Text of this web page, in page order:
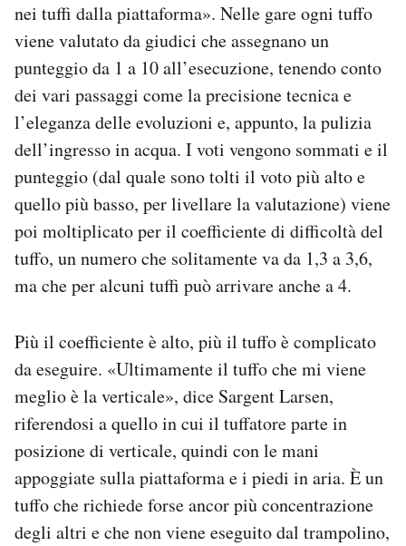
nei tuffi dalla piattaforma». Nelle gare ogni tuffo
viene valutato da giudici che assegnano un
punteggio da 1 a 10 all’esecuzione, tenendo conto
dei vari passaggi come la precisione tecnica e
l’eleganza delle evoluzioni e, appunto, la pulizia
dell’ingresso in acqua. I voti vengono sommati e il
punteggio (dal quale sono tolti il voto più alto e
quello più basso, per livellare la valutazione) viene
poi moltiplicato per il coefficiente di difficoltà del
tuffo, un numero che solitamente va da 1,3 a 3,6,
ma che per alcuni tuffi può arrivare anche a 4.
Più il coefficiente è alto, più il tuffo è complicato
da eseguire. «Ultimamente il tuffo che mi viene
meglio è la verticale», dice Sargent Larsen,
riferendosi a quello in cui il tuffatore parte in
posizione di verticale, quindi con le mani
appoggiate sulla piattaforma e i piedi in aria. È un
tuffo che richiede forse ancor più concentrazione
degli altri e che non viene eseguito dal trampolino,